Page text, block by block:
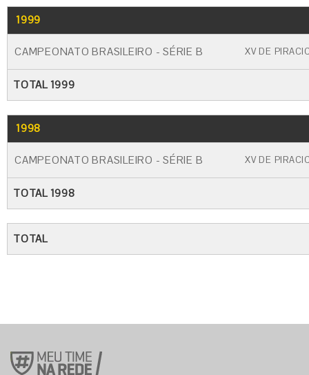
1999
CAMPEONATO BRASILEIRO - SÉRIE B XV DE
TOTAL 1999
1998
CAMPEONATO BRASILEIRO - SÉRIE B XV DE
TOTAL 1998
TOTAL